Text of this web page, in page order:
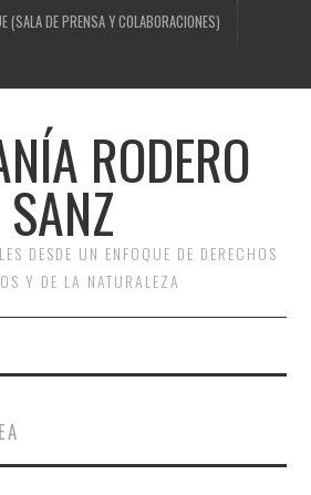
(SALA DE PRENSA Y COLABORACIONES)
RODERO
SANZ
DESDE UN ENFOQUE DE DERECHOS
Y DE LA NATURALEZA
DE